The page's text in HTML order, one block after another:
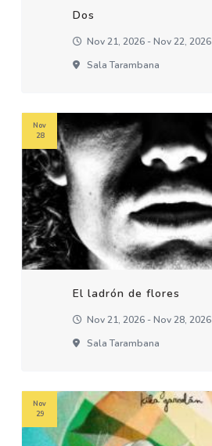
Dos
Nov 21, 2026 - Nov 22, 2026
Sala Tarambana
El ladrón de flores
Nov 21, 2026 - Nov 28, 2026
Sala Tarambana
Nov
28
Nov
29